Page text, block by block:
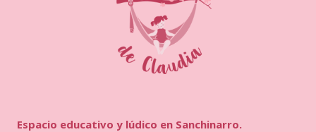
Espacio educativo y lúdico en Sanchinarro.